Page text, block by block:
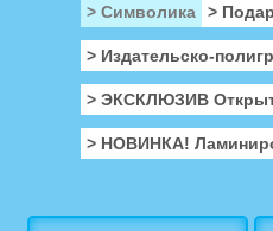
> Символика >
> Издательско-
> ЭКСКЛЮЗИВ
> НОВИНКА!